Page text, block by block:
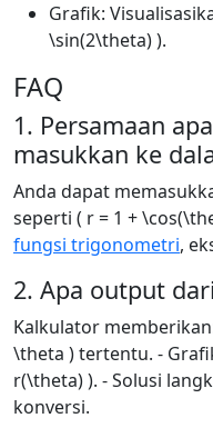
Grafik:
\sin(2\theta) ).
FAQ
1. Persamaan
masukkan ke
Anda dapat
seperti ( r = 1 +
fungsi trigonometri,
2. Apa output
Kalkulator
\theta ) tertentu. -
r(\theta) ). - Solusi
konversi.